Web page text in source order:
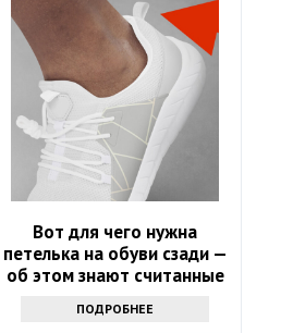
Вот для чего нужна
петелька на обуви сзади —
об этом знают считанные
ПОДРОБНЕЕ